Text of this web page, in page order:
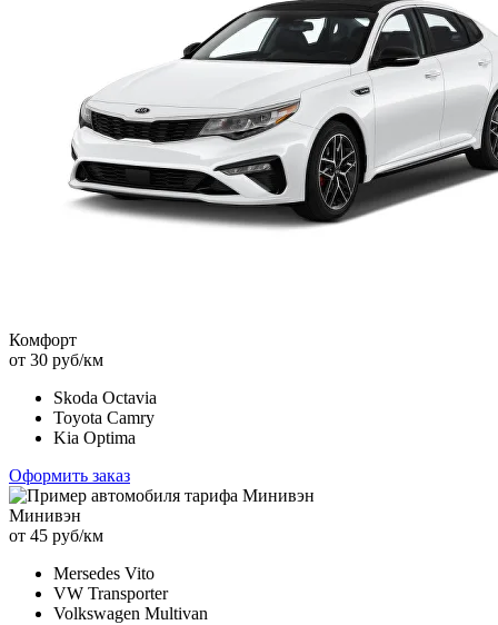
Комфорт
от 30 руб/км
Skoda Octavia
Toyota Camry
Kia Optima
Оформить заказ
Минивэн
от 45 руб/км
Mersedes Vito
VW Transporter
Volkswagen Multivan